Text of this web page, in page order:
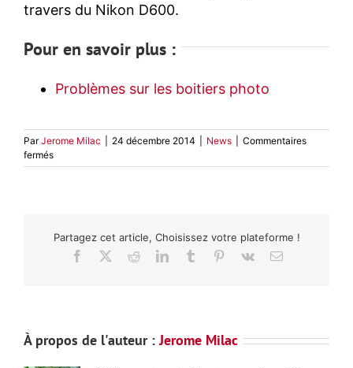
travers du Nikon D600.
Pour en savoir plus :
Problèmes sur les boitiers photo
ParJerome Milac 24 décembre 2014 News
Commentaires
ferméssur
Probleme
parasite
Partagez cet article, Choisissez votre plateforme !
Facebook
RedditLinkedInTumblr Pinterest
Vk Email
À propos de l'auteur :Jerome Milac